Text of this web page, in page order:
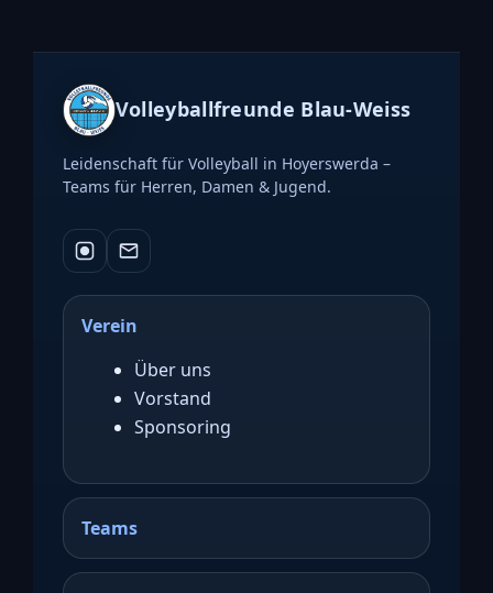
Volleyballfreunde Blau-Weiss
Leidenschaft für Volleyball in Hoyerswerda –
Teams für Herren, Damen & Jugend.
Verein
Über uns
Vorstand
Sponsoring
Teams